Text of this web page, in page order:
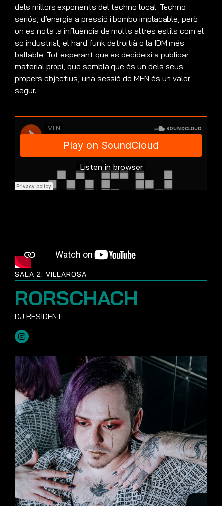
dels millors exponents del techno local. Techno
seriós, d’energia a pressió i bombo implacable, però
on es nota la influència de molts altres estils com el
so industrial, el hard funk detroitià o la IDM més
ballable. Tot esperant que es decideixi a publicar
material propi, que sembla que és un dels seus
propers objectius, una sessió de MEN és un valor
segur.
SALA 2: VILLAROSA
RORSCHACH